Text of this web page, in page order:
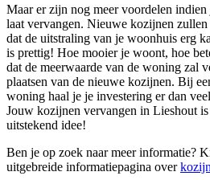
Maar er zijn nog meer voordelen
laat vervangen. Nieuwe kozijnen
dat de uitstraling van je woonhuis erg
is prettig! Hoe mooier je woont, hoe
dat de meerwaarde van de woning zal
plaatsen van de nieuwe kozijnen. Bij
woning haal je je investering er dan
Jouw kozijnen vervangen in Lieshout
uitstekend idee!
Ben je op zoek naar meer informatie?
uitgebreide informatiepagina over